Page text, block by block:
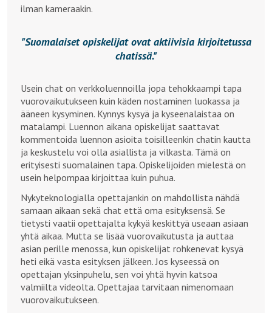
ilman kameraakin.
Suomalaiset opiskelijat ovat aktiivisia kirjoitetussa
chatissä.
Usein chat on verkkoluennoilla jopa tehokkaampi tapa
vuorovaikutukseen kuin käden nostaminen luokassa ja
ääneen kysyminen. Kynnys kysyä ja kyseenalaistaa on
matalampi. Luennon aikana opiskelijat saattavat
kommentoida luennon asioita toisilleenkin chatin kautta
ja keskustelu voi olla asiallista ja vilkasta. Tämä on
erityisesti suomalainen tapa. Opiskelijoiden mielestä on
usein helpompaa kirjoittaa kuin puhua.
Nykyteknologialla opettajankin on mahdollista nähdä
samaan aikaan sekä chat että oma esityksensä. Se
tietysti vaatii opettajalta kykyä keskittyä useaan asiaan
yhtä aikaa. Mutta se lisää vuorovaikutusta ja auttaa
asian perille menossa, kun opiskelijat rohkenevat kysyä
heti eikä vasta esityksen jälkeen. Jos kyseessä on
opettajan yksinpuhelu, sen voi yhtä hyvin katsoa
valmiilta videolta. Opettajaa tarvitaan nimenomaan
vuorovaikutukseen.